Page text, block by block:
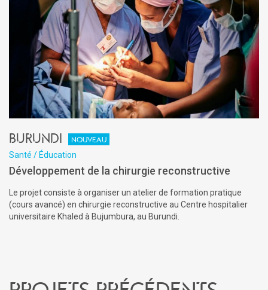
Burundi Nouveau
Santé / Éducation
Développement de la chirurgie reconstructive
Le projet consiste à organiser un atelier de formation pratique
(cours avancé) en chirurgie reconstructive au Centre hospitalier
universitaire Khaled à Bujumbura, au Burundi.